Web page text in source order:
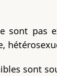
sont pas
sont